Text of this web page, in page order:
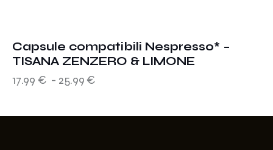
Capsule compatibili Nespresso* –
TISANA ZENZERO & LIMONE
17.99 € - 25.99 €